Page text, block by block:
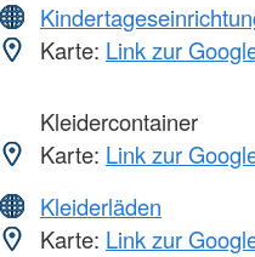
Karte: Link zur
Kleidercontainer
Karte: Link zur
Kleiderläden
Karte: Link zur